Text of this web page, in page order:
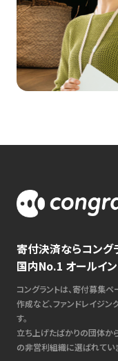
寄付決済ならコング
国内No.1 オールイ
コングラントは、寄付募集
作成など、ファンドレイジ
す。
立ち上げたばかりの団体か
の非営利組織に選ばれてい